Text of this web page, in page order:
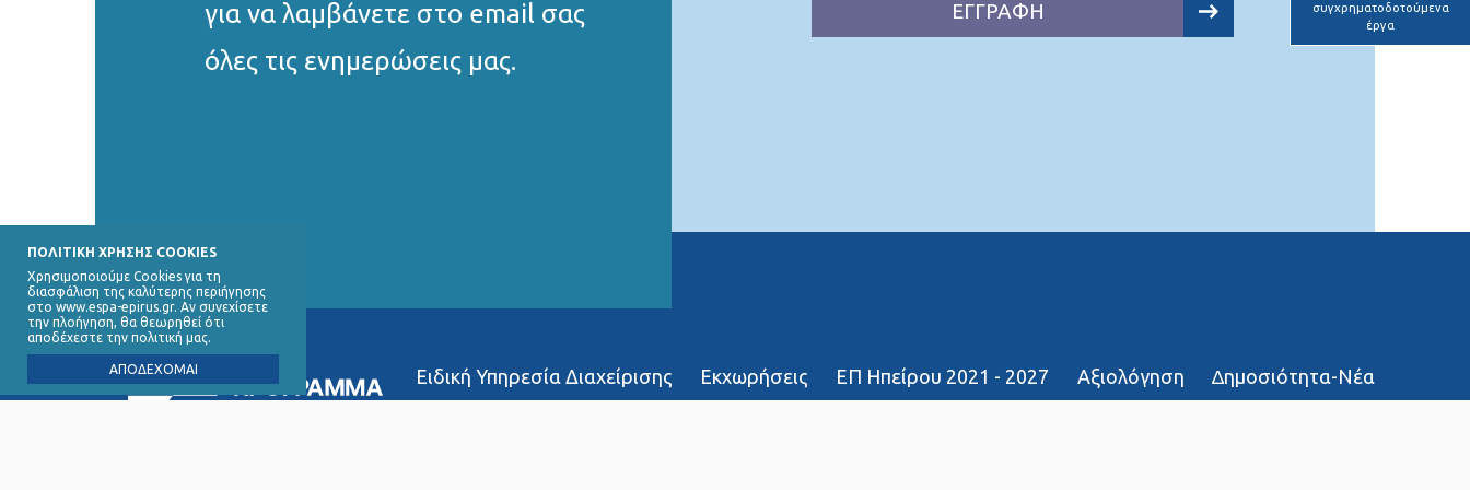
ΠΟΛΙΤΙΚΗ ΧΡΗΣΗΣ COOKIES
Χρησιμοποιούμε Cookies για τη
διασφάλιση της καλύτερης περιήγησης
στο www.espa-epirus.gr. Αν συνεχίσετε
την πλοήγηση, θα θεωρηθεί ότι
αποδέχεστε την πολιτική μας.
ΑΠΟΔΕΧΟΜΑΙ
συγχρηματοδοτούμενα
έργα
για να λαμβάνετε στο email σας
όλες τις ενημερώσεις μας.
ΕΓΓΡΑΦΗ
Ειδική Υπηρεσία Διαχείρισης Εκχωρήσεις ΕΠ Ηπείρου 2021 - 2027 Αξιολόγηση ∆ημοσιότητα-Νέα